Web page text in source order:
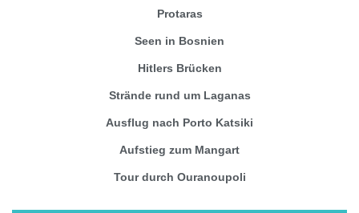
Protaras
Seen in Bosnien
Hitlers Brücken
Strände rund um Laganas
Ausflug nach Porto Katsiki
Aufstieg zum Mangart
Tour durch Ouranoupoli